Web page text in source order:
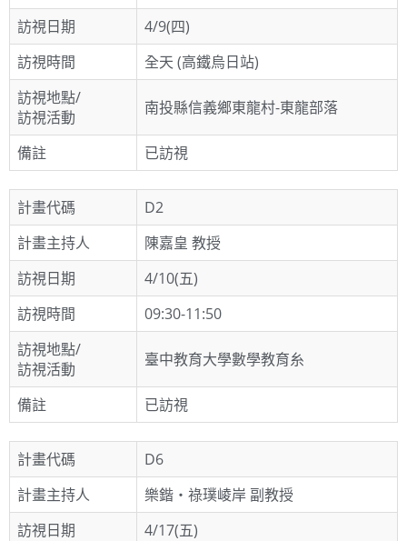
訪視日期
4/9(四)
訪視時間
全天 (高鐵烏日站)
訪視地點/
訪視活動
南投縣信義鄉東龍村-東龍部落
備註 已訪視
計畫代碼
D2
計畫主持人
陳嘉皇 教授
訪視日期
4/10(五)
訪視時間
09:30-11:50
訪視地點/
訪視活動
臺中教育大學數學教育糸
備註 已訪視
計畫代碼
D6
計畫主持人
樂鍇‧祿璞崚岸 副教授
訪視日期
4/17(五)